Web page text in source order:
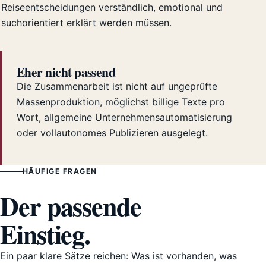
Reiseentscheidungen verständlich, emotional und
suchorientiert erklärt werden müssen.
Eher nicht passend
Die Zusammenarbeit ist nicht auf ungeprüfte
Massenproduktion, möglichst billige Texte pro
Wort, allgemeine Unternehmensautomatisierung
oder vollautonomes Publizieren ausgelegt.
HÄUFIGE FRAGEN
Der passende
Einstieg.
Ein paar klare Sätze reichen: Was ist vorhanden, was